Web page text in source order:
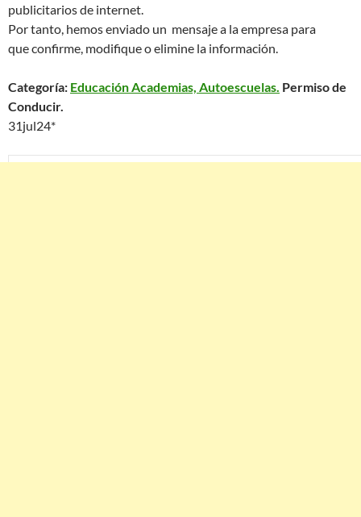
publicitarios de internet.
Por tanto, hemos enviado un mensaje a la empresa para
que confirme, modifique o elimine la información.
Categoría: Educación Academias, Autoescuelas. Permiso de
Conducir.
31jul24*